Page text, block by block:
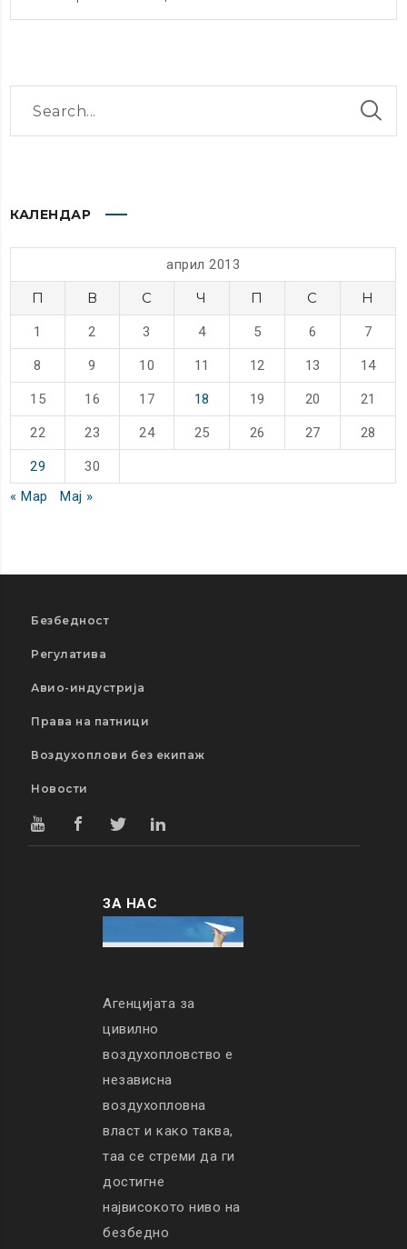
КАЛЕНДАР
април 2013
П В С Ч П С Н
1 2 3 4 5 6 7
8 9 10 11 12 13 14
15 16 17 18 19 20 21
22 23 24 25 26 27 28
29
30
« Мар
Мај »
Безбедност
Регулатива
Авио-индустрија
Права на патници
Воздухоплови без екипаж
Новости
ЗА НАС
Агенцијата за
цивилно
воздухопловство е
независна
воздухопловна
власт и како таква,
таа се стреми да ги
достигне
највисокото ниво на
безбедно